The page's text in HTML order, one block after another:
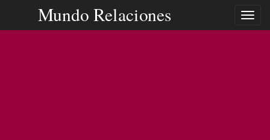
Mundo Relaciones